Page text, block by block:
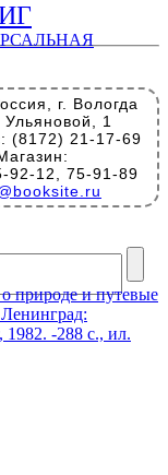
г. Вологда
1
(8172) 21-17-69
92-12, 75-91-89
о природе и путевые
1982. -288 с., ил.